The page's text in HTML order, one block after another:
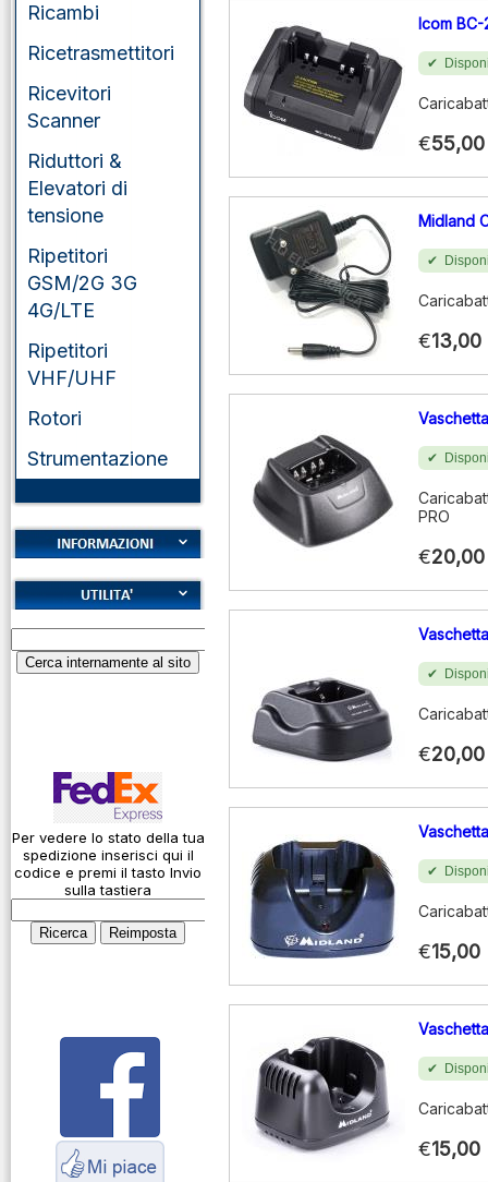
Ricambi
Ricetrasmettitori
Ricevitori
Scanner
Riduttori &
Elevatori di
tensione
Ripetitori
GSM/2G 3G
4G/LTE
Ripetitori
VHF/UHF
Rotori
Strumentazione
Cookies
Diritto di recesso
Garanzie
Alfabeto Fonetico
ICAO
Codice Q
Come si usa un
cavo
Connessioni
microfoniche
Cosa è l' ADS-B
antenne e cavi
Servizio
Radioelettrico
Per vedere lo stato della tua
spedizione inserisci qui il
codice e premi il tasto Invio
sulla tastiera
Icom BC-
€55,00
Midland
€13,00
Vaschetta
PRO
€20,00
€20,00
€15,00
€15,00